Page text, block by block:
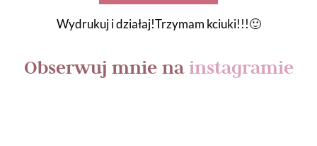
Wydrukuj i działaj!Trzymam kciuki!!!🙂
Obserwuj mnie nainstagramie